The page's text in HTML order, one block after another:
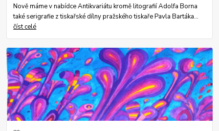
Nově máme v nabídce Antikvariátu kromě litografií Adolfa Borna
také serigrafie z tiskařské dílny pražského tiskaře Pavla Bartáka...
číst celé